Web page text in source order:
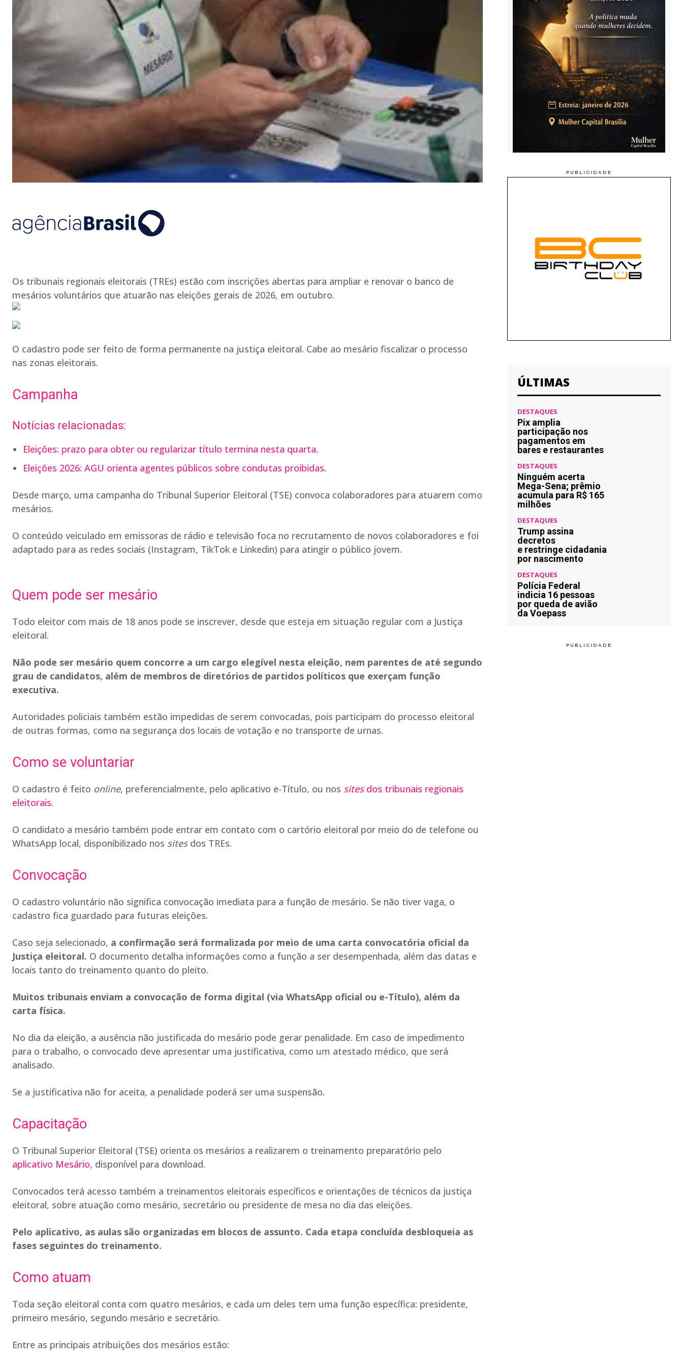
Os tribunais regionais eleitorais (TREs) estão com inscrições abertas para ampliar e renovar o banco de
mesários voluntários que atuarão nas eleições gerais de 2026, em outubro.
O cadastro pode ser feito de forma permanente na justiça eleitoral. Cabe ao mesário fiscalizar o processo
nas zonas eleitorais.
Campanha
Notícias relacionadas:
Eleições: prazo para obter ou regularizar título termina nesta quarta.
Eleições 2026: AGU orienta agentes públicos sobre condutas proibidas.
Desde março, uma campanha do Tribunal Superior Eleitoral (TSE) convoca colaboradores para atuarem como
mesários.
O conteúdo veiculado em emissoras de rádio e televisão foca no recrutamento de novos colaboradores e foi
adaptado para as redes sociais (Instagram, TikTok e Linkedin) para atingir o público jovem.
Quem pode ser mesário
Todo eleitor com mais de 18 anos pode se inscrever, desde que esteja em situação regular com a Justiça
eleitoral.
Não pode ser mesário quem concorre a um cargo elegível nesta eleição, nem parentes de até segundo
grau de candidatos, além de membros de diretórios de partidos políticos que exerçam função
executiva.
Autoridades policiais também estão impedidas de serem convocadas, pois participam do processo eleitoral
de outras formas, como na segurança dos locais de votação e no transporte de urnas.
Como se voluntariar
O cadastro é feito online, preferencialmente, pelo aplicativo e-Título, ou nos sitesdos tribunais regionais
eleitorais.
O candidato a mesário também pode entrar em contato com o cartório eleitoral por meio do de telefone ou
WhatsApp local, disponibilizado nos sitesdos TREs.
Convocação
O cadastro voluntário não significa convocação imediata para a função de mesário. Se não tiver vaga, o
cadastro fica guardado para futuras eleições.
Caso seja selecionado, a confirmação será formalizada por meio de uma carta convocatória oficial da
Justiça eleitoral. O documento detalha informações como a função a ser desempenhada, além das datas e
locais tanto do treinamento quanto do pleito.
Muitos tribunais enviam a convocação de forma digital (via WhatsApp oficial ou e-Título), além da
carta física.
No dia da eleição, a ausência não justificada do mesário pode gerar penalidade. Em caso de impedimento
para o trabalho, o convocado deve apresentar uma justificativa, como um atestado médico, que será
analisado.
Se a justificativa não for aceita, a penalidade poderá ser uma suspensão.
Capacitação
O Tribunal Superior Eleitoral (TSE) orienta os mesários a realizarem o treinamento preparatório pelo
aplicativo Mesário, disponível para download.
Convocados terá acesso também a treinamentos eleitorais específicos e orientações de técnicos da justiça
eleitoral, sobre atuação como mesário, secretário ou presidente de mesa no dia das eleições.
Pelo aplicativo, as aulas são organizadas em blocos de assunto. Cada etapa concluída desbloqueia as
fases seguintes do treinamento.
Como atuam
Toda seção eleitoral conta com quatro mesários, e cada um deles tem uma função específica: presidente,
primeiro mesário, segundo mesário e secretário.
Entre as principais atribuições dos mesários estão:
ÚLTIMAS
DESTAQUES
Pix amplia
participação nos
pagamentos em
bares e restaurantes
DESTAQUES
Ninguém acerta
Mega-Sena; prêmio
acumula para R$ 165
milhões
DESTAQUES
Trump assina
decretos
e restringe cidadania
por nascimento
DESTAQUES
Polícia Federal
indicia 16 pessoas
por queda de avião
da Voepass